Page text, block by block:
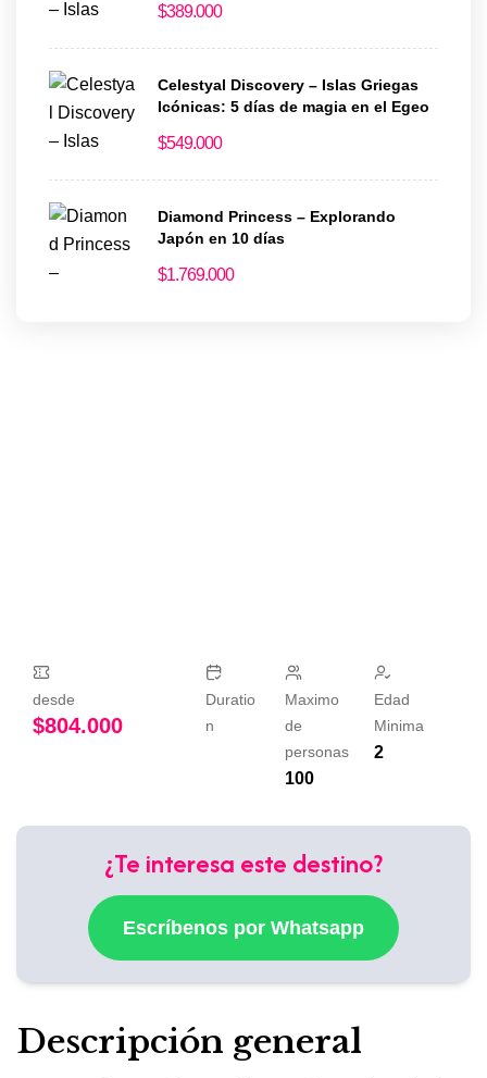
$389.000
Celestyal Discovery – Islas Griegas
Icónicas: 5 días de magia en el Egeo
$549.000
Diamond Princess – Explorando
Japón en 10 días
$1.769.000
desde
$804.000
Duratio
n
Maximo
de
personas
100
Edad
Minima
2
¿Te interesa este destino?
Escríbenos por Whatsapp
Descripción general